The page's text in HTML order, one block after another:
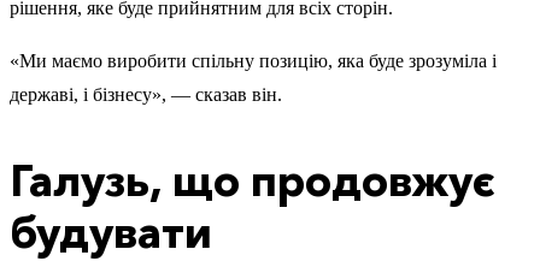
рішення, яке буде прийнятним для всіх сторін.
«Ми маємо виробити спільну позицію, яка буде зрозуміла і
державі, і бізнесу», — сказав він.
Галузь, що продовжує
будувати